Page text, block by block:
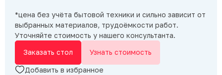
*цена без учёта бытовой техники и сильно зависит от
выбранных материалов, трудоёмкости работ.
Уточняйте стоимость у нашего консультанта.
Заказать стол Узнать стоимость
Добавить в избранное